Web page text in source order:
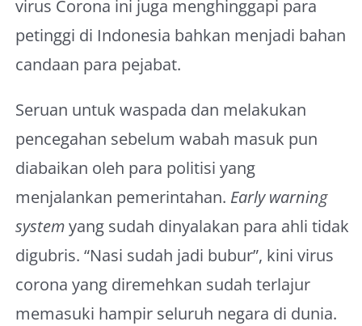
virus Corona ini juga menghinggapi para
petinggi di Indonesia bahkan menjadi bahan
candaan para pejabat.
Seruan untuk waspada dan melakukan
pencegahan sebelum wabah masuk pun
diabaikan oleh para politisi yang
menjalankan pemerintahan. Early warning
systemyang sudah dinyalakan para ahli tidak
digubris. “Nasi sudah jadi bubur”, kini virus
corona yang diremehkan sudah terlajur
memasuki hampir seluruh negara di dunia.